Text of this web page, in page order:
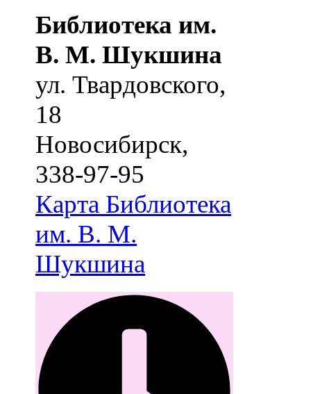
Библиотека им.
В. М. Шукшина
ул. Твардовского,
18
Новосибирск,
338-97-95
Карта Библиотека
им. В. М.
Шукшина